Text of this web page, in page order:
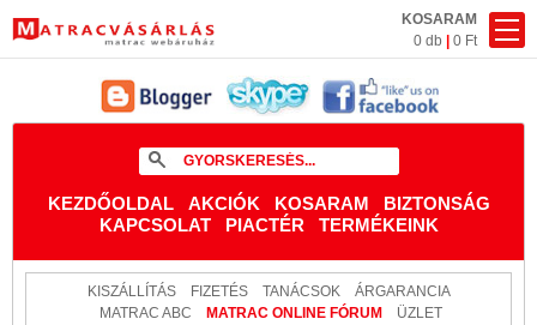
KOSARAM
0 db
0 Ft
KEZDŐOLDAL AKCIÓK KOSARAM
BIZTONSÁG
KAPCSOLAT
PIACTÉR TERMÉKEINK
KISZÁLLÍTÁS FIZETÉS TANÁCSOK
ÁRGARANCIA
MATRAC ABC
MATRAC ONLINE FÓRUM ÜZLET